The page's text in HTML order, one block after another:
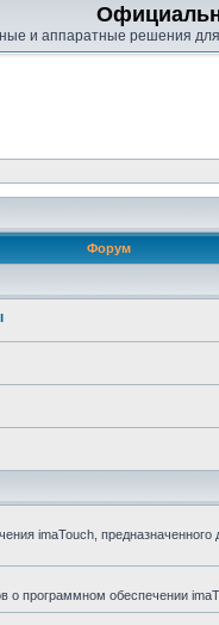
и аппаратные решения
Форум
imaTouch, предназначенного
о программном обеспечении